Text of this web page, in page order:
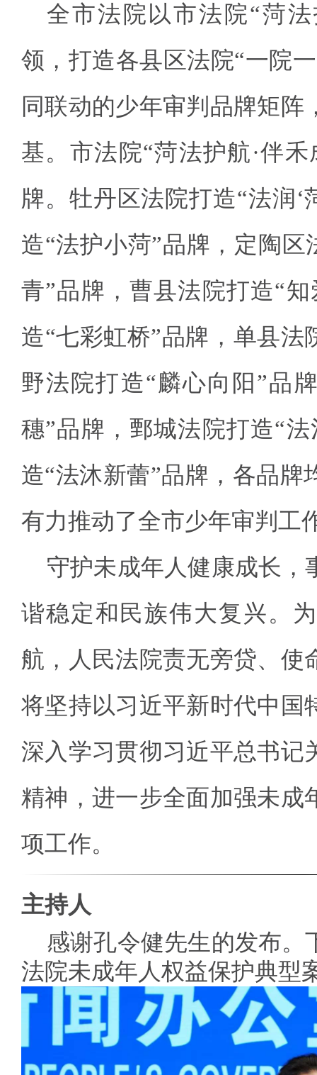
全市法院以市法院“菏
领，打造各县区法院“一院
同联动的少年审判品牌矩
基。市法院“菏法护航·伴
牌。牡丹区法院打造“法润‘
造“法护小菏”品牌，定陶区
青”品牌，曹县法院打造“
造“七彩虹桥”品牌，单县法
野法院打造“麟心向阳”品
穗”品牌，鄄城法院打造“
造“法沐新蕾”品牌，各品
有力推动了全市少年审判工
守护未成年人健康成长，
谐稳定和民族伟大复兴。
航，人民法院责无旁贷、使
将坚持以习近平新时代中国
深入学习贯彻习近平总书记
精神，进一步全面加强未成
项工作。
主持人
感谢孔令健先生的发布。
法院未成年人权益保护典型